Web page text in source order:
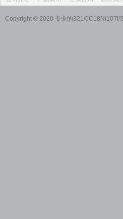
Copyright © 2020 专业的321/0C18Ni10Ti/